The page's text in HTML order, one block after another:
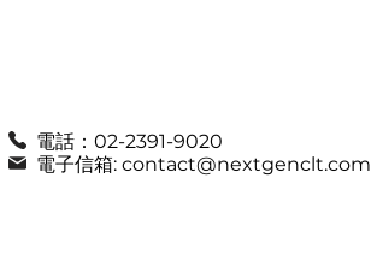
電話：02-2391-9020
電子信箱: contact@nextgenclt.com